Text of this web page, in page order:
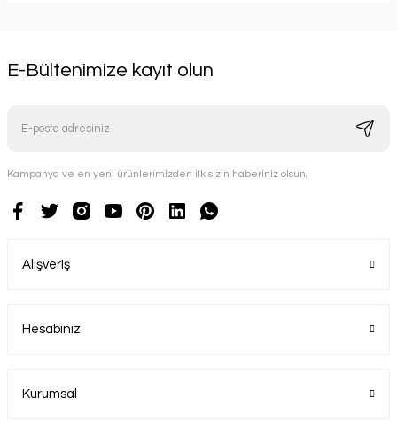
E-Bültenimize kayıt olun
Kampanya ve en yeni ürünlerimizden ilk sizin haberiniz olsun,
Alışveriş
Hesabınız
Kurumsal